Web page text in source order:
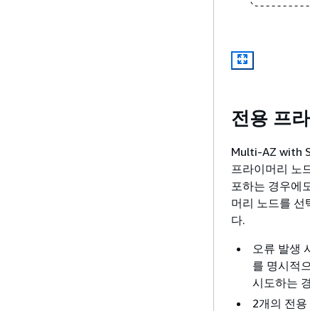
전용 프
Multi-AZ with
프라이머리 노
포하는 경우에
머리 노드를 선
다.
오류 발생
를 명시적
시도하는
2개의 전